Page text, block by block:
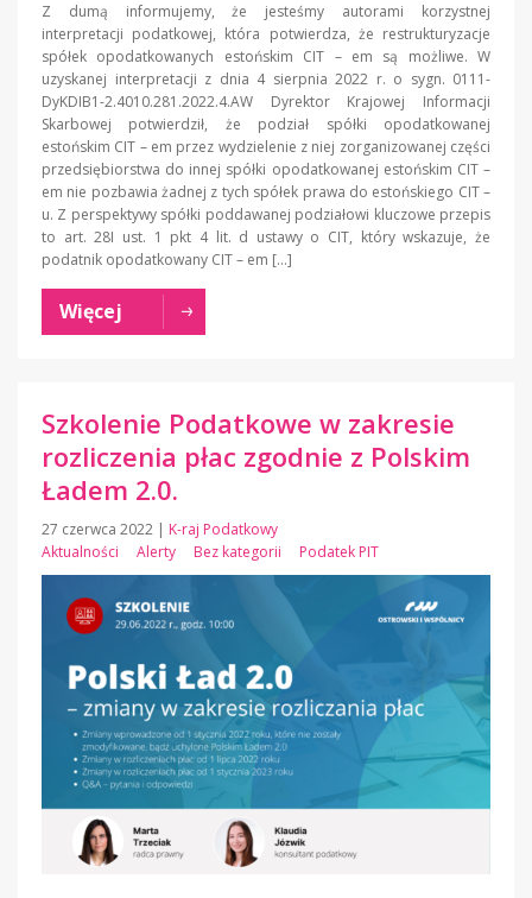
Z dumą informujemy, że jesteśmy autorami korzystnej
interpretacji podatkowej, która potwierdza, że restrukturyzacje
spółek opodatkowanych estońskim CIT – em są możliwe. W
uzyskanej interpretacji z dnia 4 sierpnia 2022 r. o sygn. 0111-
DyKDIB1-2.4010.281.2022.4.AW Dyrektor Krajowej Informacji
Skarbowej potwierdził, że podział spółki opodatkowanej
estońskim CIT – em przez wydzielenie z niej zorganizowanej części
przedsiębiorstwa do innej spółki opodatkowanej estońskim CIT –
em nie pozbawia żadnej z tych spółek prawa do estońskiego CIT –
u. Z perspektywy spółki poddawanej podziałowi kluczowe przepis
to art. 28I ust. 1 pkt 4 lit. d ustawy o CIT, który wskazuje, że
podatnik opodatkowany CIT – em […]
Więcej
Szkolenie Podatkowe w zakresie
rozliczenia płac zgodnie z Polskim
Ładem 2.0.
27 czerwca 2022 | K-raj Podatkowy
Aktualności
Alerty Bez kategorii Podatek PIT